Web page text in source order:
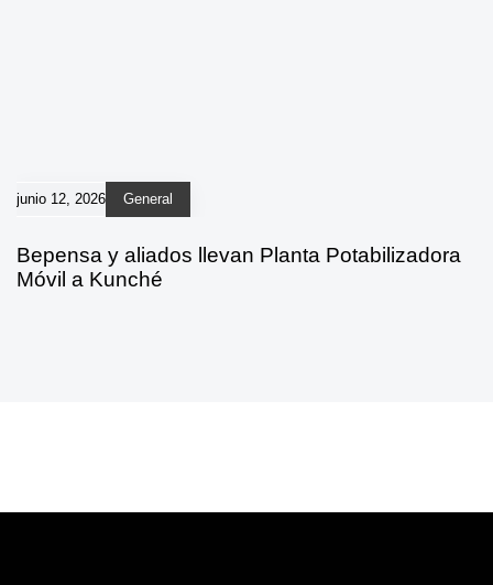
junio 12, 2026 General
Bepensa y aliados llevan Planta Potabilizadora
Móvil a Kunché